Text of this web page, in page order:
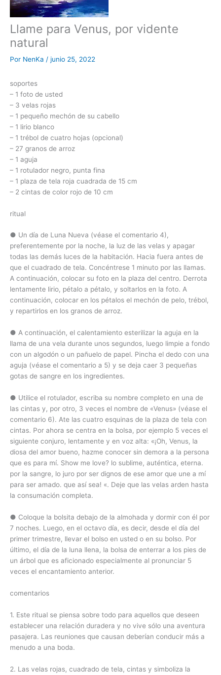
Llame para Venus, por vidente
natural
Por NenKa / junio 25, 2022
soportes
– 1 foto de usted
– 3 velas rojas
– 1 pequeño mechón de su cabello
– 1 lirio blanco
– 1 trébol de cuatro hojas (opcional)
– 27 granos de arroz
– 1 aguja
– 1 rotulador negro, punta fina
– 1 plaza de tela roja cuadrada de 15 cm
– 2 cintas de color rojo de 10 cm
ritual
● Un día de Luna Nueva (véase el comentario 4),
preferentemente por la noche, la luz de las velas y apagar
todas las demás luces de la habitación. Hacia fuera antes de
que el cuadrado de tela. Concéntrese 1 minuto por las llamas.
A continuación, colocar su foto en la plaza del centro. Derrota
lentamente lirio, pétalo a pétalo, y soltarlos en la foto. A
continuación, colocar en los pétalos el mechón de pelo, trébol,
y repartirlos en los granos de arroz.
● A continuación, el calentamiento esterilizar la aguja en la
llama de una vela durante unos segundos, luego limpie a fondo
con un algodón o un pañuelo de papel. Pincha el dedo con una
aguja (véase el comentario a 5) y se deja caer 3 pequeñas
gotas de sangre en los ingredientes.
● Utilice el rotulador, escriba su nombre completo en una de
las cintas y, por otro, 3 veces el nombre de «Venus» (véase el
comentario 6). Ate las cuatro esquinas de la plaza de tela con
cintas. Por ahora se centra en la bolsa, por ejemplo 5 veces el
siguiente conjuro, lentamente y en voz alta: «¡Oh, Venus, la
diosa del amor bueno, hazme conocer sin demora a la persona
que es para mí. Show me love? lo sublime, auténtica, eterna.
por la sangre, lo juro por ser dignos de ese amor que une a mí
para ser amado. que así sea! «. Deje que las velas arden hasta
la consumación completa.
● Coloque la bolsita debajo de la almohada y dormir con él por
7 noches. Luego, en el octavo día, es decir, desde el día del
primer trimestre, llevar el bolso en usted o en su bolso. Por
último, el día de la luna llena, la bolsa de enterrar a los pies de
un árbol que es aficionado especialmente al pronunciar 5
veces el encantamiento anterior.
comentarios
1. Este ritual se piensa sobre todo para aquellos que deseen
establecer una relación duradera y no vive sólo una aventura
pasajera. Las reuniones que causan deberían conducir más a
menudo a una boda.
2. Las velas rojas, cuadrado de tela, cintas y simboliza la